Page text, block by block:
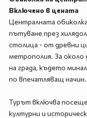
Включено в цената
Централната
пътуване през
столица - от древни
метрополия. За
на града, където
по впечатляващ начин.
Турът включва
културни и